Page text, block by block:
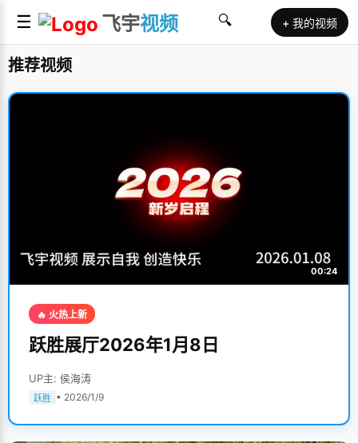
☰ 飞宇视频 🔍 + 我的视频
推荐视频
00:24
🔥 火热上新
跃胜展厅2026年1月8日
UP主: 侯海涛
跃胜 • 2026/1/9